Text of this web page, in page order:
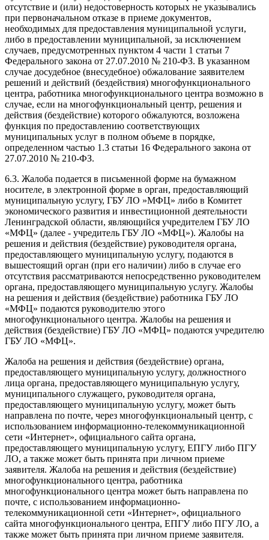
отсутствие и (или) недостоверность которых не указывались
при первоначальном отказе в приеме документов,
необходимых для предоставления муниципальной услуги,
либо в предоставлении муниципальной, за исключением
случаев, предусмотренных пунктом 4 части 1 статьи 7
Федерального закона от 27.07.2010 № 210-ФЗ. В указанном
случае досудебное (внесудебное) обжалование заявителем
решений и действий (бездействия) многофункционального
центра, работника многофункционального центра возможно в
случае, если на многофункциональный центр, решения и
действия (бездействие) которого обжалуются, возложена
функция по предоставлению соответствующих
муниципальных услуг в полном объеме в порядке,
определенном частью 1.3 статьи 16 Федерального закона от
27.07.2010 № 210-ФЗ.
6.3. Жалоба подается в письменной форме на бумажном
носителе, в электронной форме в орган, предоставляющий
муниципальную услугу, ГБУ ЛО »МФЦ» либо в Комитет
экономического развития и инвестиционной деятельности
Ленинградской области, являющийся учредителем ГБУ ЛО
«МФЦ» (далее - учредитель ГБУ ЛО «МФЦ»). Жалобы на
решения и действия (бездействие) руководителя органа,
предоставляющего муниципальную услугу, подаются в
вышестоящий орган (при его наличии) либо в случае его
отсутствия рассматриваются непосредственно руководителем
органа, предоставляющего муниципальную услугу. Жалобы
на решения и действия (бездействие) работника ГБУ ЛО
«МФЦ» подаются руководителю этого
многофункционального центра. Жалобы на решения и
действия (бездействие) ГБУ ЛО «МФЦ» подаются учредителю
ГБУ ЛО «МФЦ».
Жалоба на решения и действия (бездействие) органа,
предоставляющего муниципальную услугу, должностного
лица органа, предоставляющего муниципальную услугу,
муниципального служащего, руководителя органа,
предоставляющего муниципальную услугу, может быть
направлена по почте, через многофункциональный центр, с
использованием информационно-телекоммуникационной
сети «Интернет», официального сайта органа,
предоставляющего муниципальную услугу, ЕПГУ либо ПГУ
ЛО, а также может быть принята при личном приеме
заявителя. Жалоба на решения и действия (бездействие)
многофункционального центра, работника
многофункционального центра может быть направлена по
почте, с использованием информационно-
телекоммуникационной сети «Интернет», официального
сайта многофункционального центра, ЕПГУ либо ПГУ ЛО, а
также может быть принята при личном приеме заявителя.